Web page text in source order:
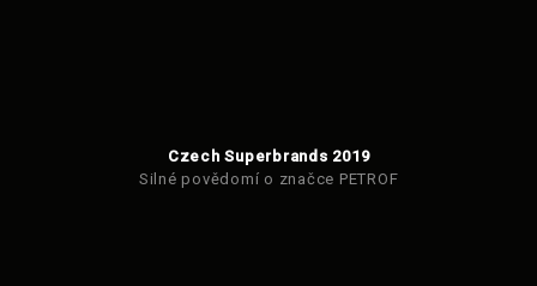
Czech Superbrands 2019
Silné povědomí o značce PETROF